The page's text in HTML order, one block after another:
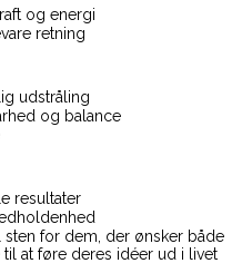
og energi
retning
udstråling
og balance
resultater
for dem, der ønsker både
at føre deres idéer ud i livet